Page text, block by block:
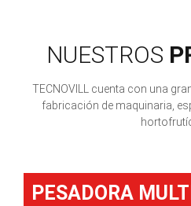
NUESTROS
TECNOVILL cuenta con una
fabricación de maquinaria,
PESADORA